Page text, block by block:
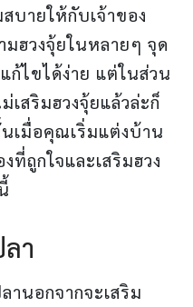
บายให้กับเจ้าของ
ฮวงจุ้ยในหลายๆ จุด
ก้ไขได้ง่าย แต่ในส่วน
เสริมฮวงจุ้ยแล้วล่ะก็
เมื่อคุณเริ่มแต่งบ้าน
ที่ถูกใจและเสริมฮวง
า
อกจากจะเสริม